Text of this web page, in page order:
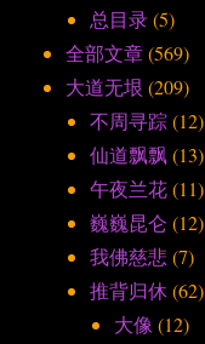
总目录(5)
全部文章(569)
大道无垠 (209)
不周寻踪(12)
仙道飘飘(13)
午夜兰花(11)
巍巍昆仑 (12)
我佛慈悲 (7)
推背归休(62)
大像 (12)